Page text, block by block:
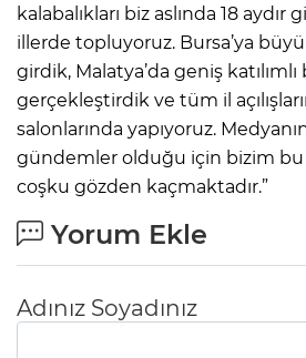
kalabalıkları biz aslında 18
illerde topluyoruz. Bursa’ya
girdik, Malatya’da geniş
gerçekleştirdik ve tüm il
salonlarında yapıyoruz.
gündemler olduğu için bizim bu
coşku gözden kaçmaktadır.”
Yorum Ekle
Adınız Soyadınız